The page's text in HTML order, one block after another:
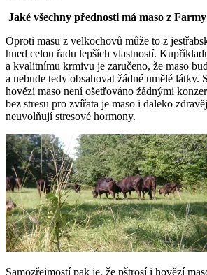
Jaké všechny přednosti má maso z
Oproti masu z velkochovů může to z
hned celou řadu lepších vlastností.
a kvalitnímu krmivu je zaručeno, že maso
a nebude tedy obsahovat žádné umělé látky.
hovězí maso není ošetřováno žádnými
bez stresu pro zvířata je maso i daleko
neuvolňují stresové hormony.
Samozřejmostí pak je, že pštrosí i hovězí